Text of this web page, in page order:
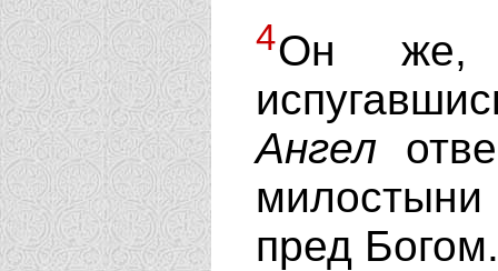
4Он же,
Ангел
пред Богом.